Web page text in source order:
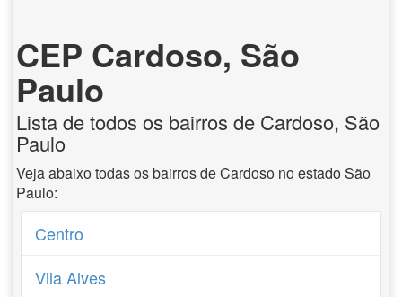
CEP Cardoso, São
Paulo
Lista de todos os bairros de Cardoso, São
Paulo
Veja abaixo todas os bairros de Cardoso no estado São
Paulo:
Centro
Vila Alves